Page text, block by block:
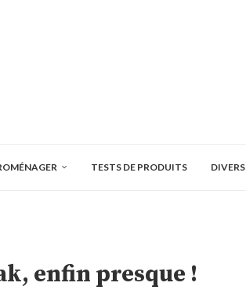
TESTS DE PRODUITS DIVERS
enfin presque !